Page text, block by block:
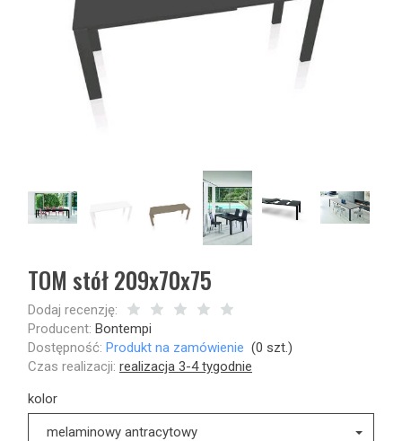
TOM stół 209x70x75
Dodaj recenzję:
Producent: Bontempi
Dostępność: Produkt na zamówienie (0 szt.)
Czas realizacji: realizacja 3-4 tygodnie
kolor
melaminowy antracytowy